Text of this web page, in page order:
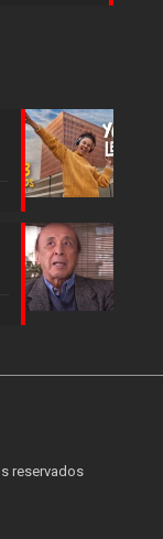
reservados